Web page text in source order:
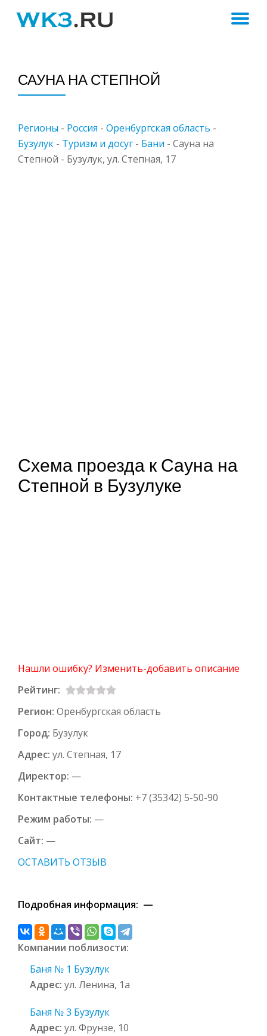
САУНА НА СТЕПНОЙ
Регионы - Россия - Оренбургская область -
Бузулук - Туризм и досуг - Бани - Сауна на
Степной - Бузулук, ул. Степная, 17
Схема проезда к Сауна на
Степной в Бузулуке
Нашли ошибку? Изменить-добавить описание
Рейтинг:
Регион: Оренбургская область
Город: Бузулук
Адрес: ул. Степная, 17
Директор: —
Контактные телефоны: +7 (35342) 5-50-90
Режим работы: —
Сайт: —
ОСТАВИТЬ ОТЗЫВ
Подробная информация: —
Компании поблизости:
Баня № 1 Бузулук
Адрес: ул. Ленина, 1а
Баня № 3 Бузулук
Адрес: ул. Фрунзе, 10